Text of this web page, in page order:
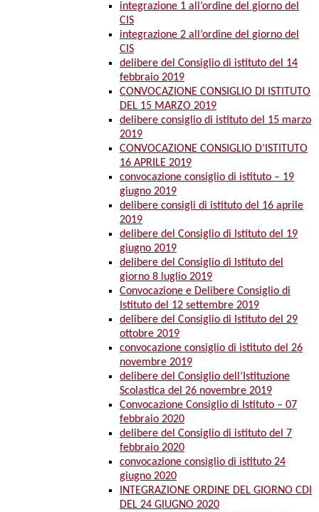
integrazione 1 all’ordine del giorno del
CIS
integrazione 2 all’ordine del giorno del
CIS
delibere del Consiglio di istituto del 14
febbraio 2019
CONVOCAZIONE CONSIGLIO DI ISTITUTO
DEL 15 MARZO 2019
delibere consiglio di istituto del 15 marzo
2019
CONVOCAZIONE CONSIGLIO D’ISTITUTO
16 APRILE 2019
convocazione consiglio di istituto – 19
giugno 2019
delibere consigli di istituto del 16 aprile
2019
delibere del Consiglio di Istituto del 19
giugno 2019
delibere del Consiglio di Istituto del
giorno 8 luglio 2019
Convocazione e Delibere Consiglio di
Istituto del 12 settembre 2019
delibere del Consiglio di Istituto del 29
ottobre 2019
convocazione consiglio di istituto del 26
novembre 2019
delibere del Consiglio dell’Istituzione
Scolastica del 26 novembre 2019
Convocazione Consiglio di Istituto – 07
febbraio 2020
delibere del Consiglio di istituto del 7
febbraio 2020
convocazione consiglio di istituto 24
giugno 2020
INTEGRAZIONE ORDINE DEL GIORNO CDI
DEL 24 GIUGNO 2020